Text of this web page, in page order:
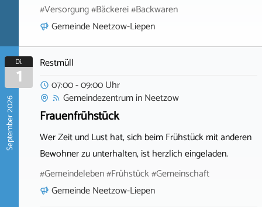
#Versorgung #Bäckerei #Backwaren
Gemeinde Neetzow-Liepen
September 2026
Di.
1
Restmüll
07:00 - 09:00 Uhr
GemeindezentruminNeetzow
Frauenfrühstück
Wer Zeit und Lust hat, sich beim Frühstück mit anderen
Bewohner zu unterhalten, ist herzlich eingeladen.
#Gemeindeleben #Frühstück #Gemeinschaft
Gemeinde Neetzow-Liepen